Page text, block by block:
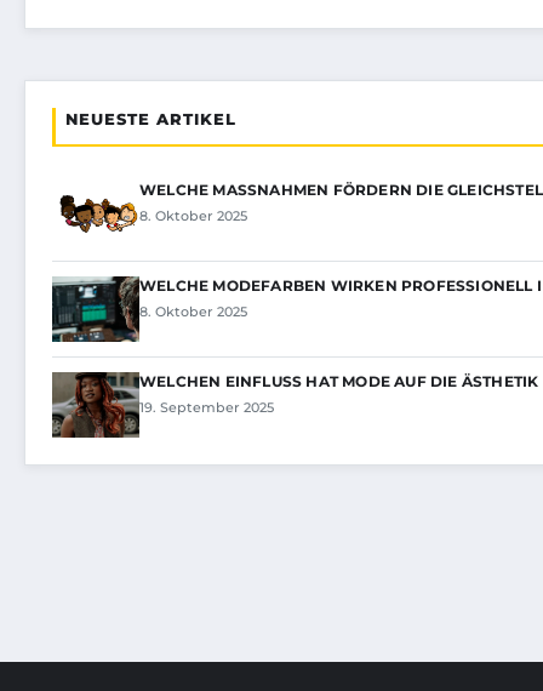
NEUESTE ARTIKEL
WELCHE MASSNAHMEN FÖRDERN DIE
8. Oktober 2025
WELCHE MODEFARBEN WIRKEN PROFESSIONELL
8. Oktober 2025
WELCHEN EINFLUSS HAT MODE AUF DIE
19. September 2025